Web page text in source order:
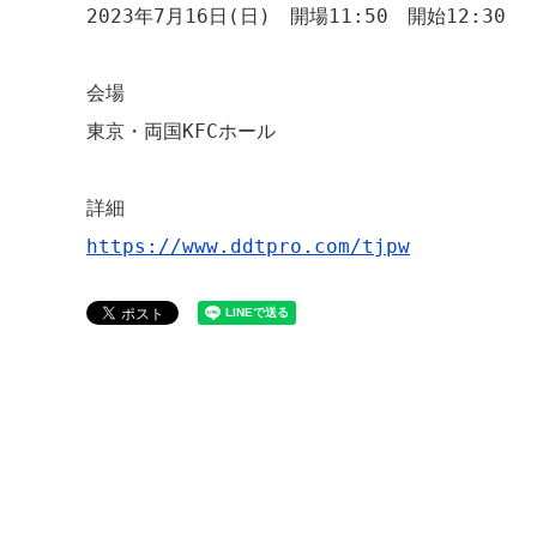
2023年7月16日(日)　開場11:50　開始12:30
会場
東京・両国KFCホール
https://www.ddtpro.com/tjpw